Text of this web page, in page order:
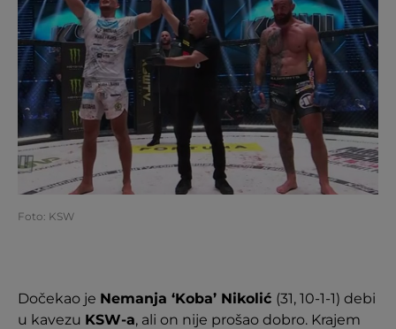
Foto: KSW
Dočekao je Nemanja ‘Koba’ Nikolić (31, 10-1-1) debi
u kavezu KSW-a, ali on nije prošao dobro. Krajem